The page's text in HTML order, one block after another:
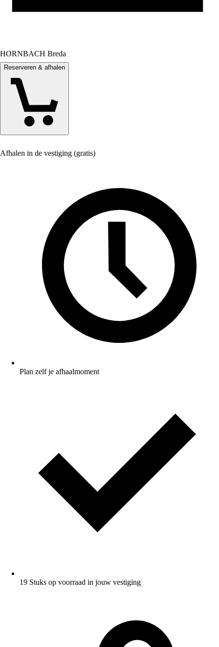
HORNBACH Breda
Reserveren & afhalen
Afhalen in de vestiging (gratis)
Plan zelf je afhaalmoment
19 Stuks op voorraad in jouw vestiging